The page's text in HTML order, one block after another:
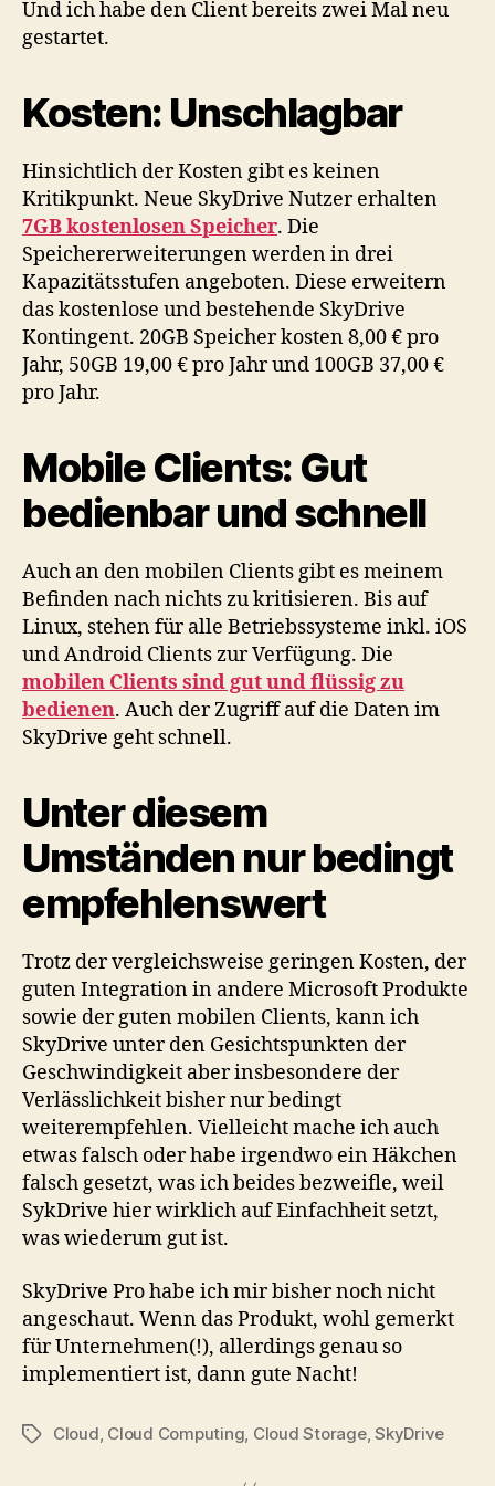
Und ich habe den Client bereits zwei Mal neu
gestartet.
Kosten: Unschlagbar
Hinsichtlich der Kosten gibt es keinen
Kritikpunkt. Neue SkyDrive Nutzer erhalten
7GB kostenlosen Speicher. Die
Speichererweiterungen werden in drei
Kapazitätsstufen angeboten. Diese erweitern
das kostenlose und bestehende SkyDrive
Kontingent. 20GB Speicher kosten 8,00 € pro
Jahr, 50GB 19,00 € pro Jahr und 100GB 37,00 €
pro Jahr.
Mobile Clients: Gut
bedienbar und schnell
Auch an den mobilen Clients gibt es meinem
Befinden nach nichts zu kritisieren. Bis auf
Linux, stehen für alle Betriebssysteme inkl. iOS
und Android Clients zur Verfügung. Die
mobilen Clients sind gut und flüssig zu
bedienen. Auch der Zugriff auf die Daten im
SkyDrive geht schnell.
Unter diesem
Umständen nur bedingt
empfehlenswert
Trotz der vergleichsweise geringen Kosten, der
guten Integration in andere Microsoft Produkte
sowie der guten mobilen Clients, kann ich
SkyDrive unter den Gesichtspunkten der
Geschwindigkeit aber insbesondere der
Verlässlichkeit bisher nur bedingt
weiterempfehlen. Vielleicht mache ich auch
etwas falsch oder habe irgendwo ein Häkchen
falsch gesetzt, was ich beides bezweifle, weil
SykDrive hier wirklich auf Einfachheit setzt,
was wiederum gut ist.
SkyDrive Pro habe ich mir bisher noch nicht
angeschaut. Wenn das Produkt, wohl gemerkt
für Unternehmen(!), allerdings genau so
implementiert ist, dann gute Nacht!
TagsCloud Cloud Computing Cloud Storage,SkyDrive